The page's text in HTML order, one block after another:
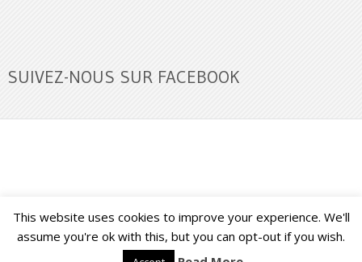
SUIVEZ-NOUS SUR FACEBOOK
Buzz Ultra Copyright © 2026. Back to Top ↑
This website uses cookies to improve your experience. We'll
assume you're ok with this, but you can opt-out if you wish.